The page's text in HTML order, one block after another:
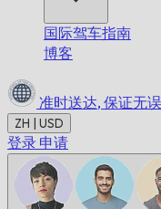
国际驾车指南
博客
准时送达, 保证无误
ZH | USD
登录 申请